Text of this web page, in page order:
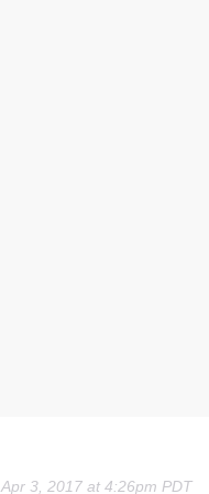
Apr 3, 2017 at 4:26pm PDT